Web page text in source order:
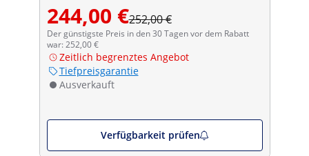
244,00 €252,00 €
Der günstigste Preis in den 30 Tagen vor dem Rabatt
war: 252,00 €
Zeitlich begrenztes Angebot
Tiefpreisgarantie
Ausverkauft
Verfügbarkeit prüfen